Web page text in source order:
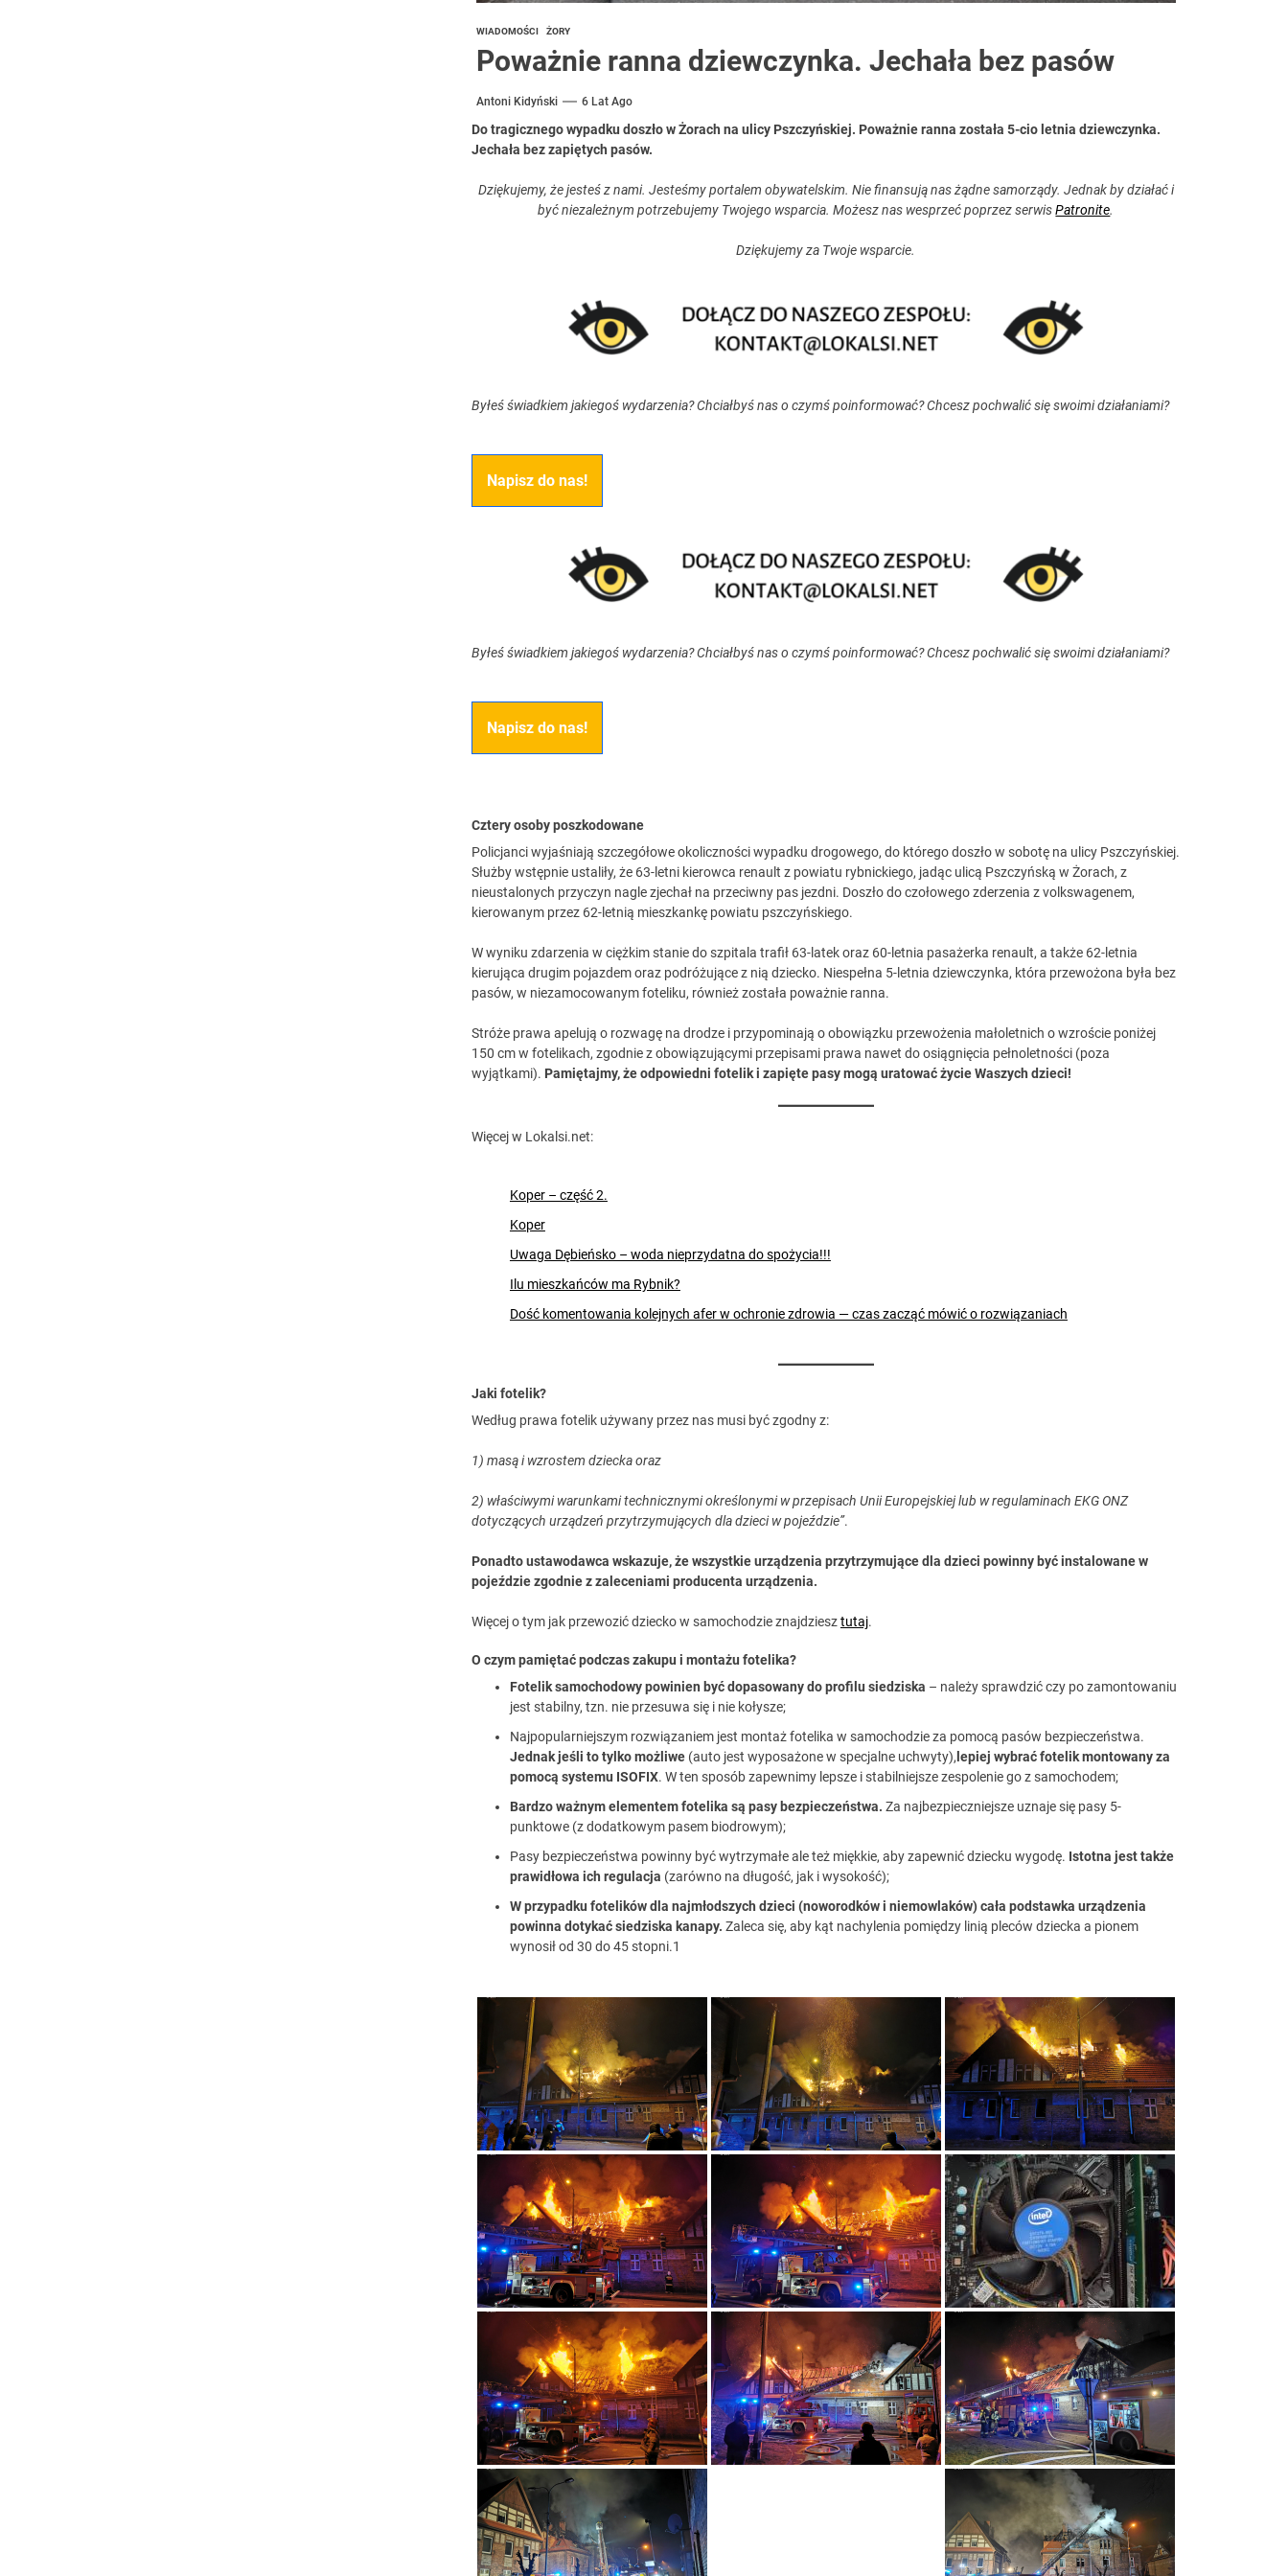
WIADOMOŚCI ŻORY
Poważnie ranna dziewczynka. Jechała bez pasów
Antoni Kidyński 6 Lat Ago
Do tragicznego wypadku doszło w Żorach na ulicy Pszczyńskiej. Poważnie ranna została 5-cio letnia dziewczynka.
Jechała bez zapiętych pasów.
Dziękujemy, że jesteś z nami. Jesteśmy portalem obywatelskim. Nie finansują nas żądne samorządy. Jednak by działać i
być niezależnym potrzebujemy Twojego wsparcia. Możesz nas wesprzeć poprzez serwisPatronite.
Dziękujemy za Twoje wsparcie.
Byłeś świadkiem jakiegoś wydarzenia? Chciałbyś nas o czymś poinformować? Chcesz pochwalić się swoimi działaniami?
Napisz do nas!
Byłeś świadkiem jakiegoś wydarzenia? Chciałbyś nas o czymś poinformować? Chcesz pochwalić się swoimi działaniami?
Napisz do nas!
Cztery osoby poszkodowane
Policjanci wyjaśniają szczegółowe okoliczności wypadku drogowego, do którego doszło w sobotę na ulicy Pszczyńskiej.
Służby wstępnie ustaliły, że 63-letni kierowca renault z powiatu rybnickiego, jadąc ulicą Pszczyńską w Żorach, z
nieustalonych przyczyn nagle zjechał na przeciwny pas jezdni. Doszło do czołowego zderzenia z volkswagenem,
kierowanym przez 62-letnią mieszkankę powiatu pszczyńskiego.
W wyniku zdarzenia w ciężkim stanie do szpitala trafił 63-latek oraz 60-letnia pasażerka renault, a także 62-letnia
kierująca drugim pojazdem oraz podróżujące z nią dziecko. Niespełna 5-letnia dziewczynka, która przewożona była bez
pasów, w niezamocowanym foteliku, również została poważnie ranna.
Stróże prawa apelują o rozwagę na drodze i przypominają o obowiązku przewożenia małoletnich o wzroście poniżej
150 cm w fotelikach, zgodnie z obowiązującymi przepisami prawa nawet do osiągnięcia pełnoletności (poza
wyjątkami). Pamiętajmy, że odpowiedni fotelik i zapięte pasy mogą uratować życie Waszych dzieci!
Więcej w Lokalsi.net:
Koper – część 2.
Koper
Uwaga Dębieńsko – woda nieprzydatna do spożycia!!!
Ilu mieszkańców ma Rybnik?
Dość komentowania kolejnych afer w ochronie zdrowia — czas zacząć mówić o rozwiązaniach
Jaki fotelik?
Według prawa fotelik używany przez nas musi być zgodny z:
1) masą i wzrostem dziecka oraz
2) właściwymi warunkami technicznymi określonymi w przepisach Unii Europejskiej lub w regulaminach EKG ONZ
dotyczących urządzeń przytrzymujących dla dzieci w pojeździe”.
Ponadtoustawodawca wskazuje, że wszystkie urządzenia przytrzymujące dla dzieci powinny być instalowane w
pojeździe zgodnie z zaleceniami producenta urządzenia.
Więcej o tym jak przewozić dziecko w samochodzie znajdziesztutaj.
O czym pamiętać podczas zakupu i montażu fotelika?
Fotelik samochodowy powinien być dopasowany do profilu siedziska – należy sprawdzić czy po zamontowaniu
jest stabilny, tzn. nie przesuwa się i nie kołysze;
Najpopularniejszym rozwiązaniem jest montaż fotelika w samochodzie za pomocą pasów bezpieczeństwa.
Jednak jeśli to tylko możliwe(auto jest wyposażone w specjalne uchwyty), lepiej wybrać fotelik montowany za
pomocą systemu ISOFIX. W ten sposób zapewnimy lepsze i stabilniejsze zespolenie go z samochodem;
Bardzo ważnym elementem fotelika są pasy bezpieczeństwa. Za najbezpieczniejsze uznaje się pasy 5-
punktowe (z dodatkowym pasem biodrowym);
Pasy bezpieczeństwa powinny być wytrzymałe ale też miękkie, aby zapewnić dziecku wygodę. Istotna jest także
prawidłowa ich regulacja (zarówno na długość, jak i wysokość);
W przypadku fotelików dla najmłodszych dzieci (noworodków i niemowlaków) cała podstawka urządzenia
powinna dotykać siedziska kanapy. Zaleca się, aby kąt nachylenia pomiędzy linią pleców dziecka a pionem
wynosił od 30 do 45 stopni.1